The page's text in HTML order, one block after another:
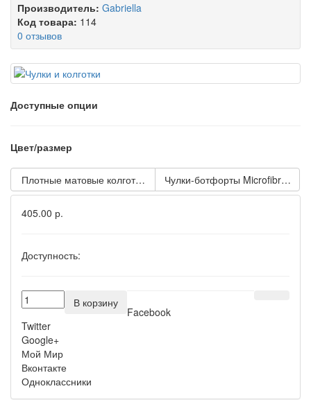
Производитель: Gabriella
Код товара: 114
0 отзывов
Доступные опции
Цвет/размер
Плотные матовые колготки Hipsters 40 denЧулки-ботфорты Microfibre
405.00 р.
Доступность:
В корзину
Facebook
Twitter
Google+
Мой Мир
Вконтакте
Одноклассники